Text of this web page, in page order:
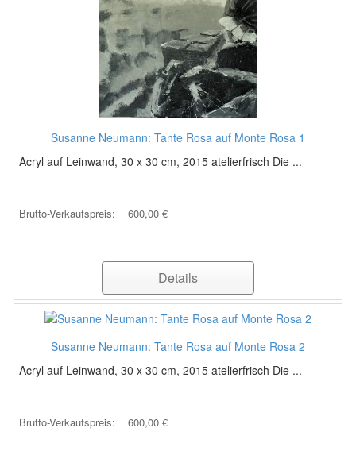
Susanne Neumann: Tante Rosa auf Monte Rosa 1
Acryl auf Leinwand, 30 x 30 cm, 2015 atelierfrisch Die ...
Brutto-Verkaufspreis: 600,00 €
Details
Susanne Neumann: Tante Rosa auf Monte Rosa 2
Acryl auf Leinwand, 30 x 30 cm, 2015 atelierfrisch Die ...
Brutto-Verkaufspreis: 600,00 €